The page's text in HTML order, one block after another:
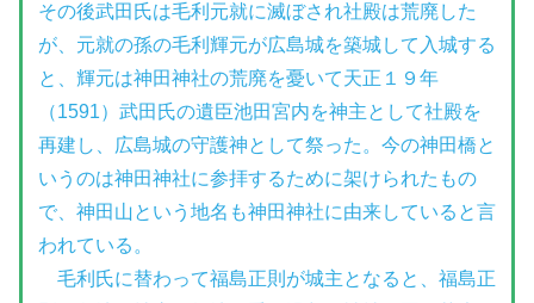
その後武田氏は毛利元就に滅ぼされ社殿は荒廃した
が、元就の孫の毛利輝元が広島城を築城して入城する
と、輝元は神田神社の荒廃を憂いて天正１９年
（1591）武田氏の遺臣池田宮内を神主として社殿を
再建し、広島城の守護神として祭った。今の神田橋と
いうのは神田神社に参拝するために架けられたもの
で、神田山という地名も神田神社に由来していると言
われている。
毛利氏に替わって福島正則が城主となると、福島正